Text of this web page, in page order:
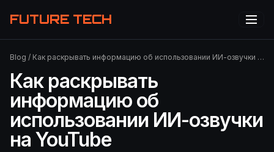
FUTURE TECH
Blog / Как раскрывать информацию об использовании ИИ-озвучки на YouTube
Как раскрывать
информацию об
использовании ИИ-озвучки
на YouTube